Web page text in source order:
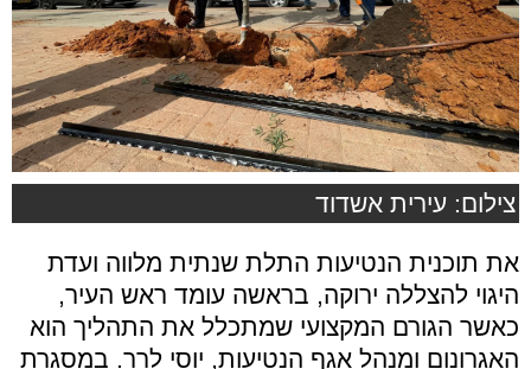
צילום: עירית אשדוד
את תוכנית הנטיעות התלת שנתית מלווה ועדת
היגוי להצללה ירוקה, בראשה עומד ראש העיר,
כאשר הגורם המקצועי שמתכלל את התהליך הוא
האגרונום ומנהל אגף הנטיעות, יוסי לרר. במסגרת